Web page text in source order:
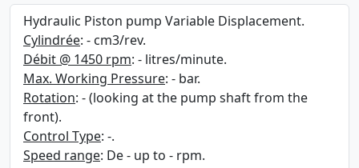
Hydraulic Piston pump Variable Displacement.
Cylindrée: - cm3/rev.
Débit @ 1450 rpm: - litres/minute.
Max. Working Pressure: - bar.
Rotation: - (looking at the pump shaft from the
front).
Control Type: -.
Speed range: De - up to - rpm.